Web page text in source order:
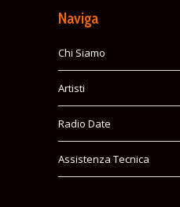
Naviga
Chi Siamo
Artisti
Radio Date
Assistenza Tecnica